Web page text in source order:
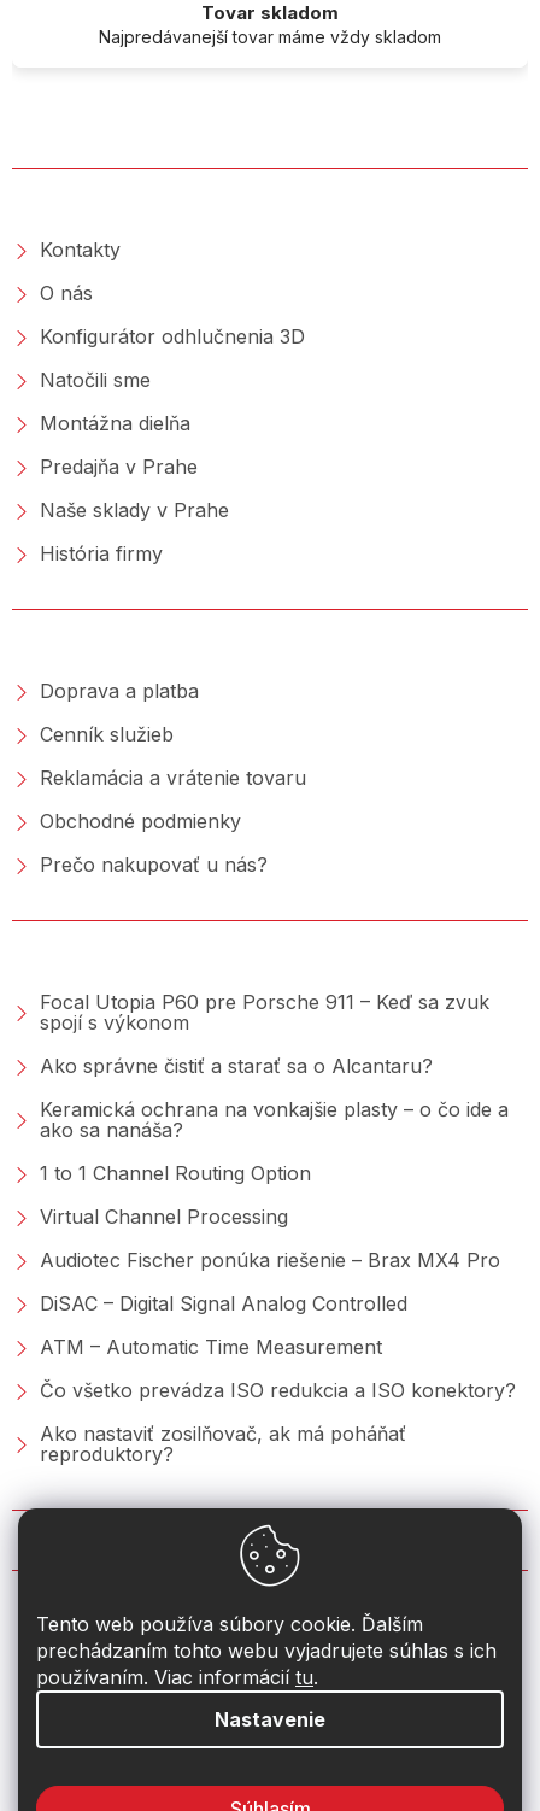
Tento web používa súbory cookie. Ďalším
prechádzaním tohto webu vyjadrujete súhlas s ich
používaním. Viac informácií tu.
Nastavenie
Tovar skladom
Najpredávanejší tovar máme vždy skladom
Kontakty
O nás
Konfigurátor odhlučnenia 3D
Natočili sme
Montážna dielňa
Predajňa v Prahe
Naše sklady v Prahe
História firmy
Doprava a platba
Cenník služieb
Reklamácia a vrátenie tovaru
Obchodné podmienky
Prečo nakupovať u nás?
Focal Utopia P60 pre Porsche 911 – Keď sa zvuk
spojí s výkonom
Ako správne čistiť a starať sa o Alcantaru?
Keramická ochrana na vonkajšie plasty – o čo ide a
ako sa nanáša?
1 to 1 Channel Routing Option
Virtual Channel Processing
Audiotec Fischer ponúka riešenie – Brax MX4 Pro
DiSAC – Digital Signal Analog Controlled
ATM – Automatic Time Measurement
Čo všetko prevádza ISO redukcia a ISO konektory?
Ako nastaviť zosilňovač, ak má poháňať
reproduktory?
KONTAKT
info@2din.sk
+421 222 205 928